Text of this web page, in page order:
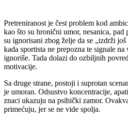
Pretreniranost je čest problem kod
kao što su hronični umor, nesanica, pad
su ignorisani zbog želje da se „izdrži
kada sportista ne prepozna te signale
ignoriše. Tada dolazi do ozbiljnih
motivacije.
Sa druge strane, postoji i suprotan
je umoran. Odsustvo koncentracije,
znaci ukazuju na psihički zamor.
primećuju, jer se ne vide spolja.